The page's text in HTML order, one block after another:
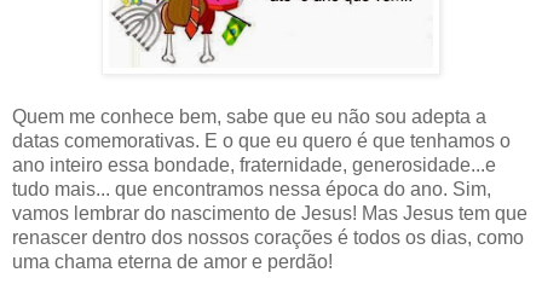
Quem me conhece bem, sabe que eu não sou adepta a
datas comemorativas. E o que eu quero é que tenhamos o
ano inteiro essa bondade, fraternidade, generosidade...e
tudo mais... que encontramos nessa época do ano. Sim,
vamos lembrar do nascimento de Jesus! Mas Jesus tem que
renascer dentro dos nossos corações é todos os dias, como
uma chama eterna de amor e perdão!